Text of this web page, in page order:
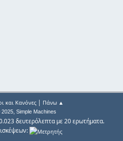
και Κανόνες| Πάνω ▲
2025, Simple Machines
δευτερόλεπτα με 20 ερωτήματα.